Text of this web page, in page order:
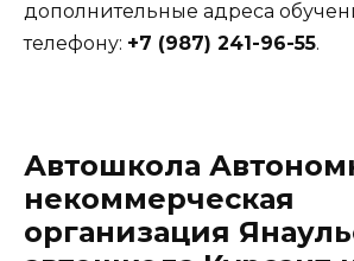
дополнительные адреса
телефону: +7 (987) 241-96-55.
Автошкола
некоммерческая
организация